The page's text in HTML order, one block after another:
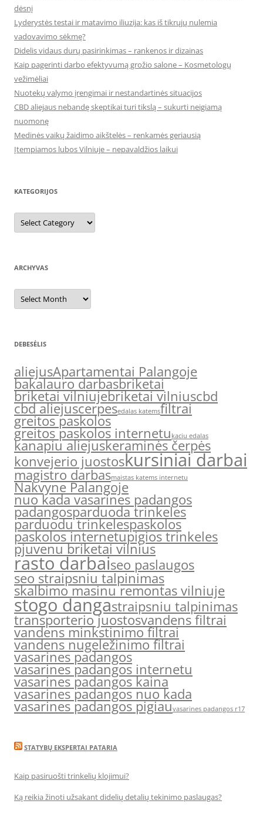
dėsnį
Lyderystės testai ir matavimo iliuzija: kas iš tikrųjų nulemia
vadovavimo sėkmę?
Didelis vidaus durų pasirinkimas – rankenos ir dizainas
Kaip pagerinti darbo efektyvumą grožio salone – Kosmetologų
vežimėliai
Nuotekų valymo įrengimai ir nestandartinės situacijos
CBD aliejaus nebandę skeptikai turi tikslą – sukurti neigiamą
nuomonę
Medinės vaikų žaidimo aikštelės – renkamės geriausią
Įtempiamos lubos Vilniuje – nepavaldžios laikui
KATEGORIJOS
Kategorijos
ARCHYVAS
Archyvas
DEBESĖLIS
aliejusApartamentai Palangoje
bakalauro darbasbriketai
briketai vilniujebriketai vilniuscbd
cbd aliejuscerpesedalas katemsfiltrai
greitos paskolos
greitos paskolos internetu kaciu edalas
kanapiu aliejuskeraminės čerpės
konvejerio juostoskursiniai darbai
magistro darbasmaistas katems internetu
Nakvyne Palangoje
nuo kada vasarines padangos
padangosparduoda trinkeles
parduodu trinkelespaskolos
paskolos internetupigios trinkeles
pjuvenu briketai vilnius
rasto darbaiseo paslaugos
seo straipsniu talpinimas
skalbimo masinu remontas vilniuje
stogo dangastraipsniu talpinimas
transporterio juostosvandens filtrai
vandens minkstinimo filtrai
vandens nugeležinimo filtrai
vasarines padangos
vasarines padangos internetu
vasarines padangos kaina
vasarines padangos nuo kada
vasarines padangos pigiauvasarines padangos r17
STATYBŲ EKSPERTAI PATARIA
Kaip pasiruošti trinkelių klojimui?
Ką reikia žinoti užsakant didelių detalių tekinimo paslaugas?